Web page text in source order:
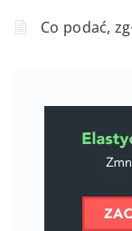
Co podać,